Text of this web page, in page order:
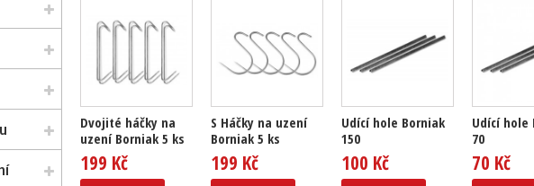
Dvojité háčky na
uzení Borniak 5 ks
199 Kč
S Háčky na uzení
Borniak 5 ks
199 Kč
Udící hole Borniak
150
100 Kč
Udící hole
70
70 Kč